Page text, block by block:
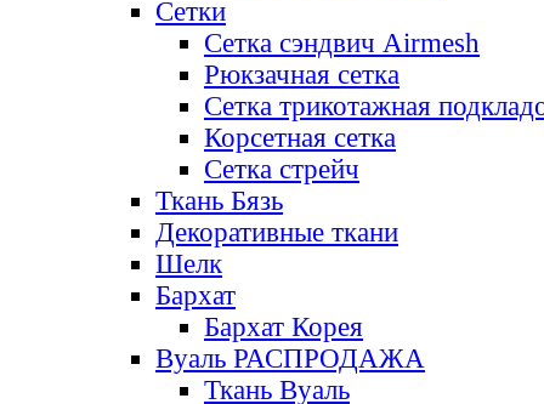
Сетки
Сетка сэндвич Airmesh
Рюкзачная сетка
Сетка трикотажная
Корсетная сетка
Сетка стрейч
Ткань Бязь
Декоративные ткани
Шелк
Бархат
Бархат Корея
Вуаль РАСПРОДАЖА
Ткань Вуаль